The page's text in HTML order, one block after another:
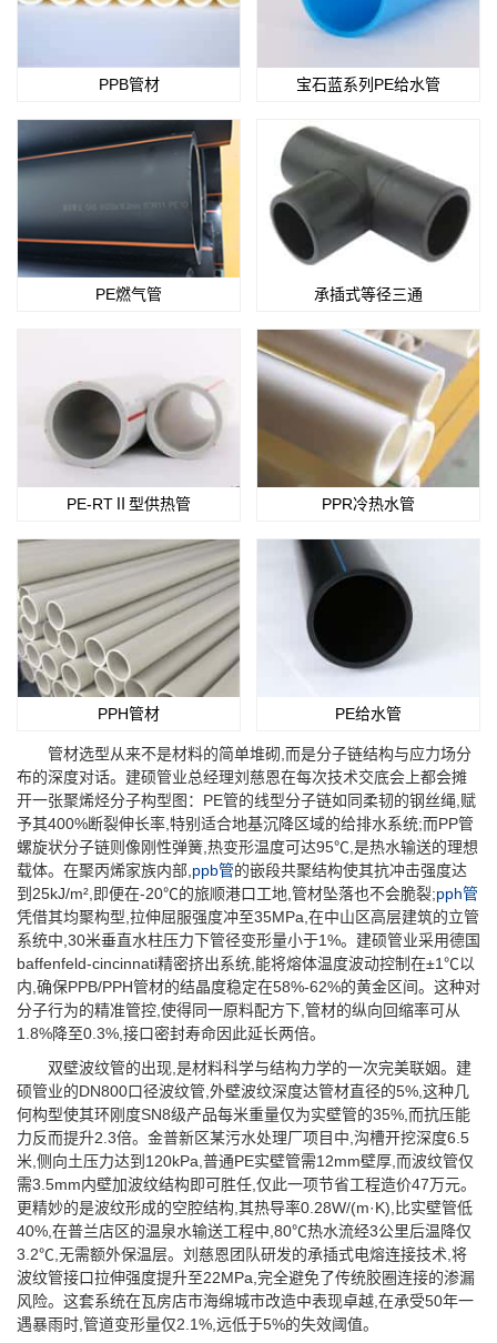
PPB管材 宝石蓝系列PE给水管
PE燃气管 承插式等径三通
PE-RTⅡ型供热管 PPR冷热水管
PPH管材 PE给水管
管材选型从来不是材料的简单堆砌,而是分子链结构与应力场分
布的深度对话。建硕管业总经理刘慈恩在每次技术交底会上都会摊
开一张聚烯烃分子构型图：PE管的线型分子链如同柔韧的钢丝绳,赋
予其400%断裂伸长率,特别适合地基沉降区域的给排水系统;而PP管
螺旋状分子链则像刚性弹簧,热变形温度可达95℃,是热水输送的理想
载体。在聚丙烯家族内部, ppb管的嵌段共聚结构使其抗冲击强度达
到25kJ/m²,即便在-20℃的旅顺港口工地,管材坠落也不会脆裂;pph管
凭借其均聚构型,拉伸屈服强度冲至35MPa,在中山区高层建筑的立管
系统中,30米垂直水柱压力下管径变形量小于1%。建硕管业采用德国
baffenfeld-cincinnati精密挤出系统,能将熔体温度波动控制在±1℃以
内,确保PPB/PPH管材的结晶度稳定在58%-62%的黄金区间。这种对
分子行为的精准管控,使得同一原料配方下,管材的纵向回缩率可从
1.8%降至0.3%,接口密封寿命因此延长两倍。
双壁波纹管的出现,是材料科学与结构力学的一次完美联姻。建
硕管业的DN800口径波纹管,外壁波纹深度达管材直径的5%,这种几
何构型使其环刚度SN8级产品每米重量仅为实壁管的35%,而抗压能
力反而提升2.3倍。金普新区某污水处理厂项目中,沟槽开挖深度6.5
米,侧向土压力达到120kPa,普通PE实壁管需12mm壁厚,而波纹管仅
需3.5mm内壁加波纹结构即可胜任,仅此一项节省工程造价47万元。
更精妙的是波纹形成的空腔结构,其热导率0.28W/(m·K),比实壁管低
40%,在普兰店区的温泉水输送工程中,80℃热水流经3公里后温降仅
3.2℃,无需额外保温层。刘慈恩团队研发的承插式电熔连接技术,将
波纹管接口拉伸强度提升至22MPa,完全避免了传统胶圈连接的渗漏
风险。这套系统在瓦房店市海绵城市改造中表现卓越,在承受50年一
遇暴雨时,管道变形量仅2.1%,远低于5%的失效阈值。